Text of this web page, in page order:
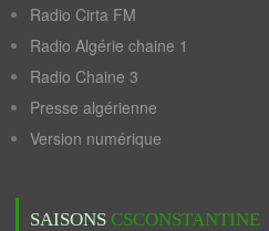
Radio Cirta FM
Radio Algérie chaine 1
Radio Chaine 3
Presse algérienne
Version numérique
SAISONS CSCONSTANTINE